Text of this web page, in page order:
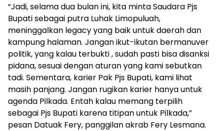
“Jadi, selama dua bulan ini, kita minta Saudara Pjs
Bupati sebagai putra Luhak Limopuluah,
meninggalkan legacy yang baik untuk daerah dan
kampung halaman. Jangan ikut-ikutan bermanuver
politik, yang kalau terbukti , sudah pasti bisa disanksi
pidana, sesuai dengan aturan yang kami sebutkan
tadi. Sementara, karier Pak Pjs Bupati, kami lihat
masih panjang. Jangan rugikan karier hanya untuk
agenda Pilkada. Entah kalau memang terpilih
sebagai Pjs Bupati karena titipan untuk Pilkada,”
pesan Datuak Fery, panggilan akrab Fery Lesmana.